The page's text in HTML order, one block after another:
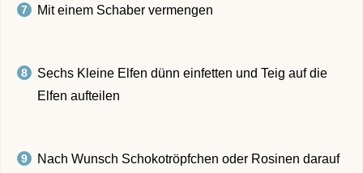
Mit einem Schaber vermengen
Sechs Kleine Elfen dünn einfetten und Teig auf die
Elfen aufteilen
Nach Wunsch Schokotröpfchen oder Rosinen darauf